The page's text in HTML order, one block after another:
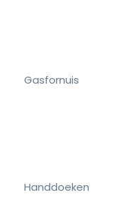
Gasfornuis
Handdoeken